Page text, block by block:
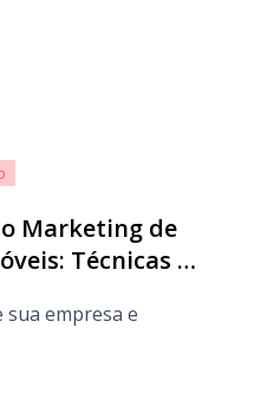
Marketing de
Técnicas e
sua empresa e